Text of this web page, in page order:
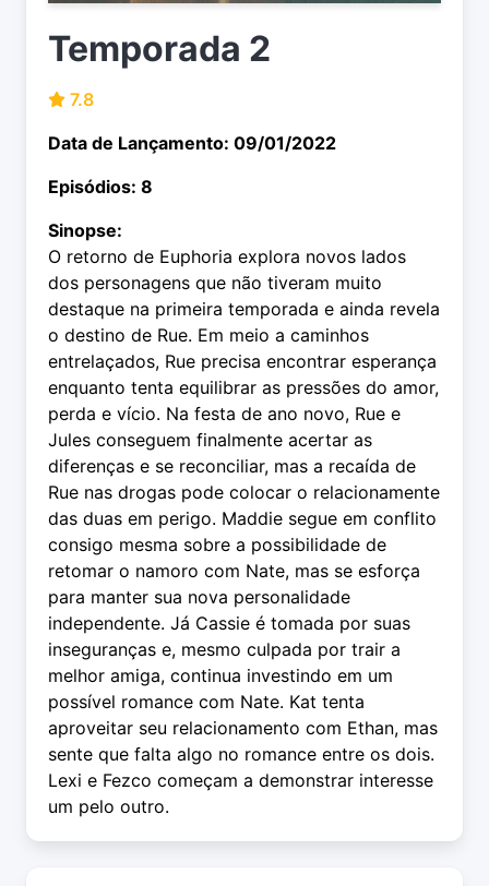
Temporada 2
7.8
Data de Lançamento: 09/01/2022
Episódios: 8
Sinopse:
O retorno de Euphoria explora novos lados
dos personagens que não tiveram muito
destaque na primeira temporada e ainda revela
o destino de Rue. Em meio a caminhos
entrelaçados, Rue precisa encontrar esperança
enquanto tenta equilibrar as pressões do amor,
perda e vício. Na festa de ano novo, Rue e
Jules conseguem finalmente acertar as
diferenças e se reconciliar, mas a recaída de
Rue nas drogas pode colocar o relacionamente
das duas em perigo. Maddie segue em conflito
consigo mesma sobre a possibilidade de
retomar o namoro com Nate, mas se esforça
para manter sua nova personalidade
independente. Já Cassie é tomada por suas
inseguranças e, mesmo culpada por trair a
melhor amiga, continua investindo em um
possível romance com Nate. Kat tenta
aproveitar seu relacionamento com Ethan, mas
sente que falta algo no romance entre os dois.
Lexi e Fezco começam a demonstrar interesse
um pelo outro.